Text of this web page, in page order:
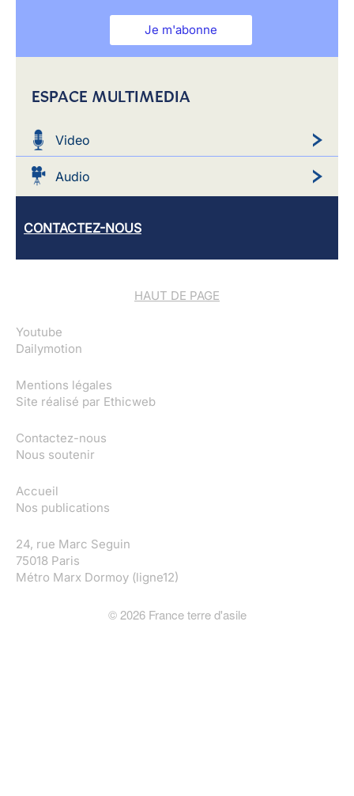
Je m'abonne
ESPACE MULTIMEDIA
Video
Audio
CONTACTEZ-NOUS
HAUT DE PAGE
Youtube
Dailymotion
Mentions légales
Site réalisé par Ethicweb
Contactez-nous
Nous soutenir
Accueil
Nos publications
24, rue Marc Seguin
75018 Paris
Métro Marx Dormoy (ligne12)
© 2026France terre d'asile